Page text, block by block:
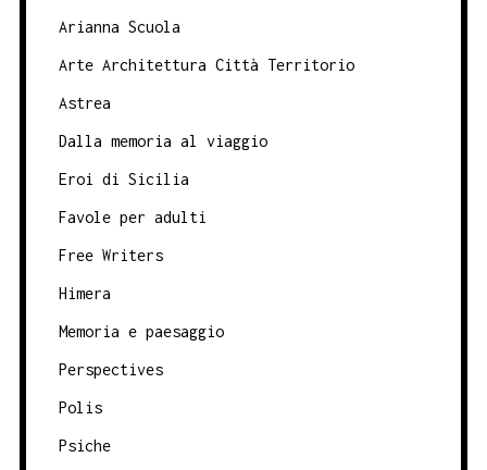
Arianna Scuola
Arte Architettura Città Territorio
Astrea
Dalla memoria al viaggio
Eroi di Sicilia
Favole per adulti
Free Writers
Himera
Memoria e paesaggio
Perspectives
Polis
Psiche